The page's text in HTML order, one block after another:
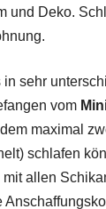
und Deko.
sehr
vom
maximal
schlafen
mit allen